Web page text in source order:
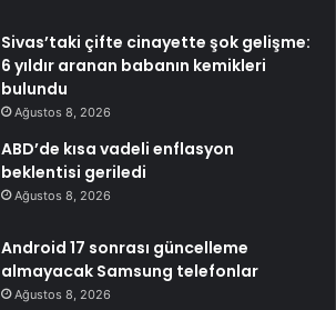
Sivas’taki çifte cinayette şok gelişme:
6 yıldır aranan babanın kemikleri
bulundu
Ağustos 8, 2026
ABD’de kısa vadeli enflasyon
beklentisi geriledi
Ağustos 8, 2026
Android 17 sonrası güncelleme
almayacak Samsung telefonlar
Ağustos 8, 2026